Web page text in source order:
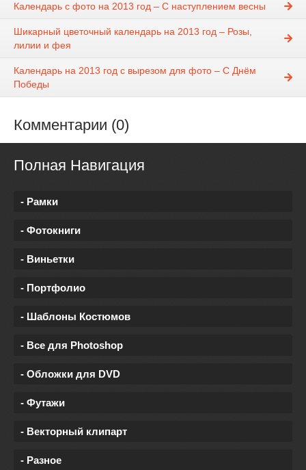
Календарь с фото на 2013 год – С наступлением весны
Шикарный цветочный календарь на 2013 год – Розы,
лилии и фея
Календарь на 2013 год с вырезом для фото – С Днём
Победы
Комментарии (0)
Полная Навигация
- Рамки
- Фотокниги
- Виньетки
- Портфолио
- Шаблоны Костюмов
- Все для Photoshop
- Обложки для DVD
- Футажи
- Векторный клипарт
- Разное